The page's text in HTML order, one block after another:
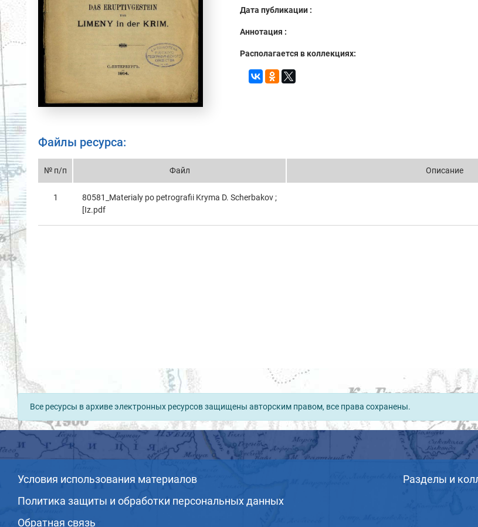
Дата публикации :
Аннотация :
Располагается в коллекциях:
Файлы ресурса:
№ п/п Файл Описание
1
80581_Materialy po petrografii Kryma D. Scherbakov ;
[Iz.pdf
Все ресурсы в архиве электронных ресурсов защищены авторским правом, все права сохранены.
Условия использования материалов
Политика защиты и обработки персональных данных
Обратная связь
Разделы и